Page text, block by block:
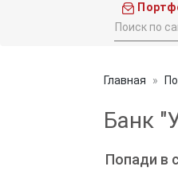
Главная
Банк
Попади в